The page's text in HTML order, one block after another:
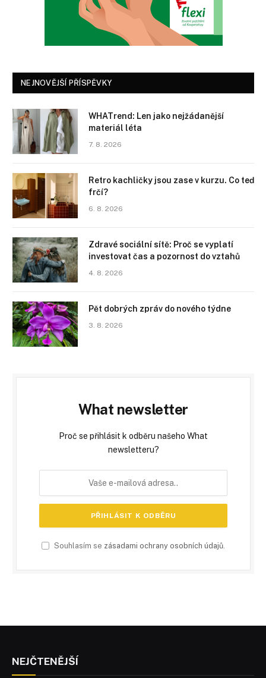
NEJNOVĚJŠÍ PŘÍSPĚVKY
WHATrend: Len jako nejžádanější
materiál léta
7. 8. 2026
Retro kachličky jsou zase v kurzu. Co teď
frčí?
6. 8. 2026
Zdravé sociální sítě: Proč se vyplatí
investovat čas a pozornost do vztahů
4. 8. 2026
Pět dobrých zpráv do nového týdne
3. 8. 2026
What newsletter
Proč se přihlásit k odběru našeho What
newsletteru?
Souhlasím se zásadami ochrany osobních údajů.
NEJČTENĚJŠÍ